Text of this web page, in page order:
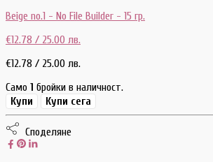
Beige no.1 - No File Builder - 15 гр.
€12.78 / 25.00 лв.
€12.78 / 25.00 лв.
Само 1 бройки в наличност.
Купи
Купи сега
Споделяне